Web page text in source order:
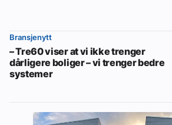
Bransjenytt
– Tre60 viser at vi ikke trenger
dårligere boliger – vi trenger bedre
systemer